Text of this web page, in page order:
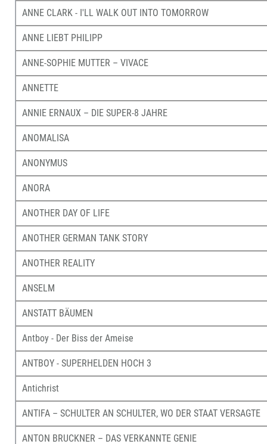
ANNE CLARK - I'LL WALK OUT INTO TOMORROW
ANNE LIEBT PHILIPP
ANNE-SOPHIE MUTTER – VIVACE
ANNETTE
ANNIE ERNAUX – DIE SUPER-8 JAHRE
ANOMALISA
ANONYMUS
ANORA
ANOTHER DAY OF LIFE
ANOTHER GERMAN TANK STORY
ANOTHER REALITY
ANSELM
ANSTATT BÄUMEN
Antboy - Der Biss der Ameise
ANTBOY - SUPERHELDEN HOCH 3
Antichrist
ANTIFA – SCHULTER AN SCHULTER, WO DER STAAT VERSAGTE
ANTON BRUCKNER – DAS VERKANNTE GENIE